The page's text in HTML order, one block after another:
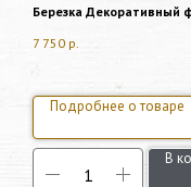
Березка Декоративный
7 750 р.
Подробнее о товаре
В